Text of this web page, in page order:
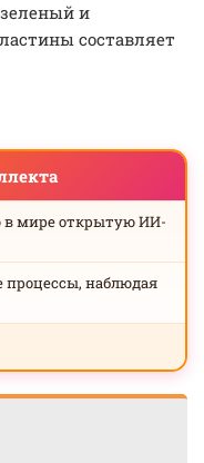
и
составляет
в мире открытую ИИ-
процессы, наблюдая